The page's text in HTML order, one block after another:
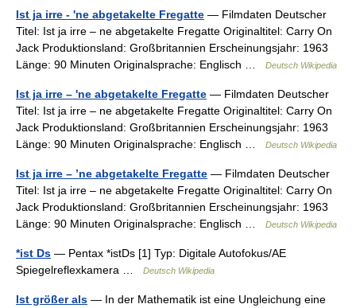
Ist ja irre - 'ne abgetakelte Fregatte — Filmdaten Deutscher
Titel: Ist ja irre – ne abgetakelte Fregatte Originaltitel: Carry On
Jack Produktionsland: Großbritannien Erscheinungsjahr: 1963
Länge: 90 Minuten Originalsprache: Englisch …
Deutsch Wikipedia
Ist ja irre – 'ne abgetakelte Fregatte — Filmdaten Deutscher
Titel: Ist ja irre – ne abgetakelte Fregatte Originaltitel: Carry On
Jack Produktionsland: Großbritannien Erscheinungsjahr: 1963
Länge: 90 Minuten Originalsprache: Englisch …
Deutsch Wikipedia
Ist ja irre – ’ne abgetakelte Fregatte — Filmdaten Deutscher
Titel: Ist ja irre – ne abgetakelte Fregatte Originaltitel: Carry On
Jack Produktionsland: Großbritannien Erscheinungsjahr: 1963
Länge: 90 Minuten Originalsprache: Englisch …
Deutsch Wikipedia
*ist Ds — Pentax *istDs [1] Typ: Digitale Autofokus/AE
Spiegelreflexkamera …
Deutsch Wikipedia
Ist größer als — In der Mathematik ist eine Ungleichung eine